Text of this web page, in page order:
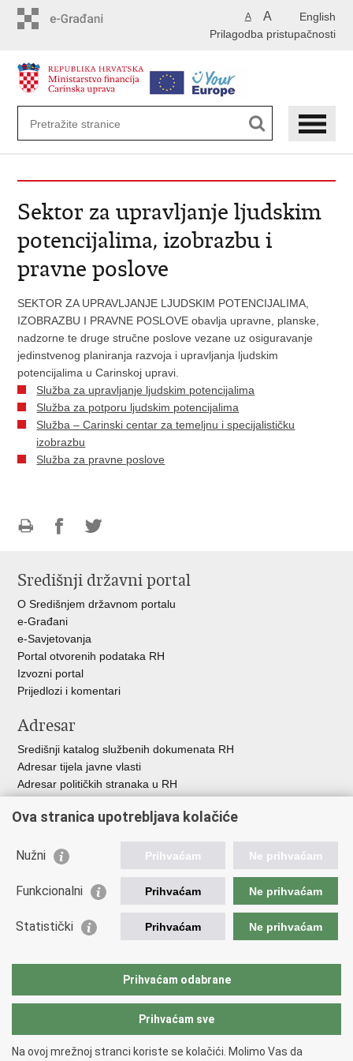
English
A A
Prilagodba pristupačnosti
Sektor za upravljanje ljudskim
potencijalima, izobrazbu i
pravne poslove
SEKTOR ZA UPRAVLJANJE LJUDSKIM POTENCIJALIMA,
IZOBRAZBU I PRAVNE POSLOVE obavlja upravne, planske,
nadzorne te druge stručne poslove vezane uz osiguravanje
jedinstvenog planiranja razvoja i upravljanja ljudskim
potencijalima u Carinskoj upravi.
Služba za upravljanje ljudskim potencijalima
Služba za potporu ljudskim potencijalima
Služba – Carinski centar za temeljnu i specijalističku
izobrazbu
Služba za pravne poslove
FacebookuTwitteru
Središnji državni portal
O Središnjem državnom portalu
e-Građani
e-Savjetovanja
Portal otvorenih podataka RH
Izvozni portal
Prijedlozi i komentari
Adresar
Središnji katalog službenih dokumenata RH
Adresar tijela javne vlasti
Adresar političkih stranaka u RH
Besplatni telefoni javne uprave
Važne poveznice
Vlada Republike Hrvatske
Europska komisija
Taxation and Customs Union
Ova stranica upotrebljava kolačiće
Nužni Prihvaćam Ne prihvaćam
Funkcionalni Prihvaćam Ne prihvaćam
Statistički Prihvaćam Ne prihvaćam
Prihvaćam odabrane
Prihvaćam sve
Na ovoj mrežnoj stranci koriste se kolačići. Molimo Vas da